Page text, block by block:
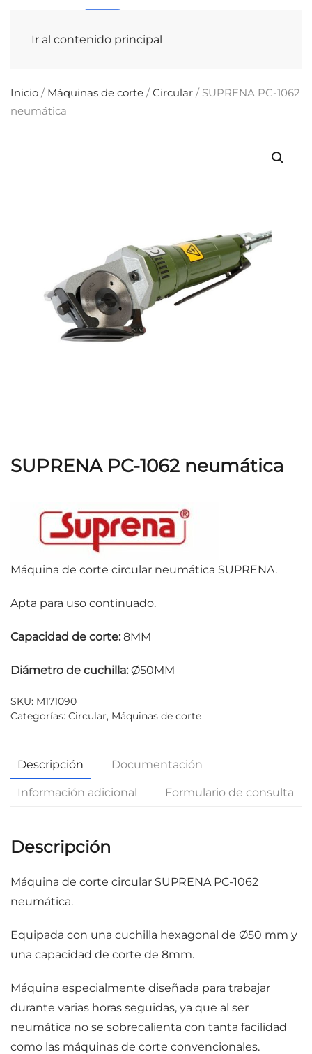
Ir al contenido principal
Inicio / Máquinas de corte /Circular / SUPRENA PC-1062
neumática
SUPRENA PC-1062 neumática
Máquina de corte circular neumática SUPRENA.
Apta para uso continuado.
Capacidad de corte: 8MM
Diámetro de cuchilla: Ø50MM
SKU: M171090
Categorías: Circular, Máquinas de corte
Descripción Documentación
Información adicional Formulario de consulta
Descripción
Máquina de corte circular SUPRENA PC-1062
neumática.
Equipada con una cuchilla hexagonal de Ø50 mm y
una capacidad de corte de 8mm.
Máquina especialmente diseñada para trabajar
durante varias horas seguidas, ya que al ser
neumática no se sobrecalienta con tanta facilidad
como las máquinas de corte convencionales.